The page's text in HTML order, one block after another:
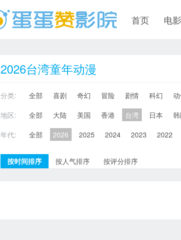
首页 电影
2026台湾童年动漫
分类: 全部 喜剧 奇幻 冒险 剧情 科幻
地区:
全部 大陆 美国 香港 台湾 日本
年代:
全部 2026 2025 2024 2023 2022
按时间排序 按人气排序 按评分排序